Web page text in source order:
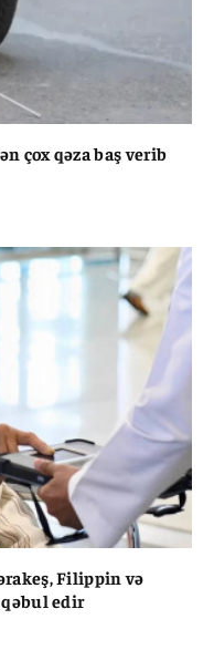
çox qəza baş verib
Filippin və
qəbul edir